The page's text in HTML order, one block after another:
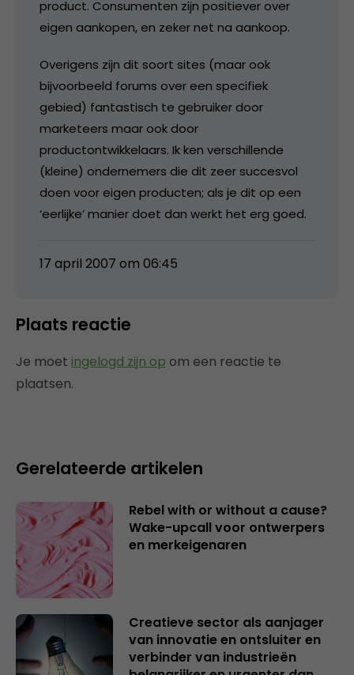
product. Consumenten zijn positiever over
eigen aankopen, en zeker net na aankoop.
Overigens zijn dit soort sites (maar ook
bijvoorbeeld forums over een specifiek
gebied) fantastisch te gebruiker door
marketeers maar ook door
productontwikkelaars. Ik ken verschillende
(kleine) ondernemers die dit zeer succesvol
doen voor eigen producten; als je dit op een
‘eerlijke’ manier doet dan werkt het erg goed.
17 april 2007 om 06:45
Plaats reactie
Je moet ingelogd zijn op om een reactie te
plaatsen.
Gerelateerde artikelen
Rebel with or without a cause?
Wake-upcall voor ontwerpers
en merkeigenaren
Creatieve sector als aanjager
van innovatie en ontsluiter en
verbinder van industrieën